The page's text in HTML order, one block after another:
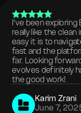
I've been exploring
really like the
easy it is to
fast and the
far. Looking
evolves definitely
the good work!
Karim Zrani
June 7,